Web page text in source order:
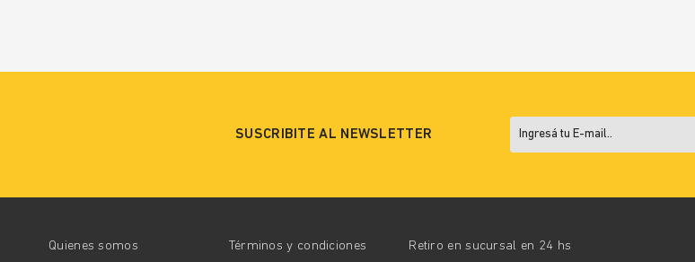
SUSCRIBITE AL NEWSLETTER
Quienes somos Términos y condiciones Retiro en sucursal en 24 hs